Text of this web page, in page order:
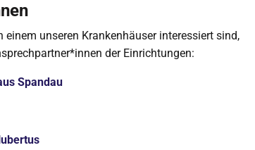
unseren Krankenhäuser interessiert sind,
der Einrichtungen:
Spandau